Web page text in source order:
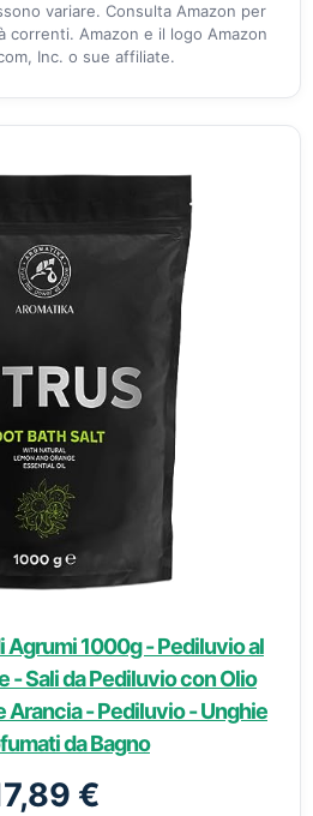
variare. Consulta Amazon per
correnti. Amazon e il logo Amazon
Inc. o sue affiliate.
Agrumi 1000g - Pediluvio al
- Sali da Pediluvio con Olio
Arancia - Pediluvio - Unghie
da Bagno
€